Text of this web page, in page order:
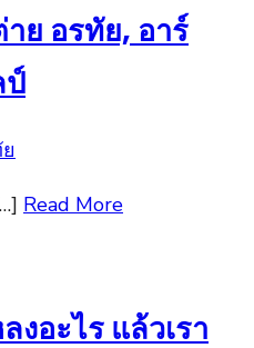
ย อรทัย, อาร์
Read More
งอะไร แล้วเรา